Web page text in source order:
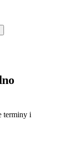
terminy i